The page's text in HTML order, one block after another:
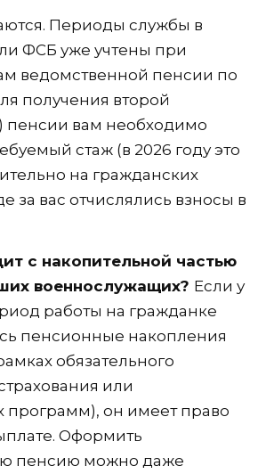
Периоды службы в
ФСБ уже учтены при
ведомственной пенсии по
получения второй
пенсии вам необходимо
стаж (в 2026 году это
на гражданских
за вас отчислялись взносы в
с накопительной частью
военнослужащих? Если у
работы на гражданке
пенсионные накопления
обязательного
или
программ), он имеет право
Оформить
пенсию можно даже